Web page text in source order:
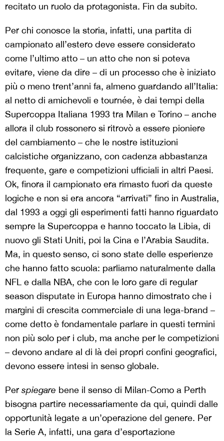
recitato un ruolo da protagonista. Fin da subito.
Per chi conosce la storia, infatti, una partita di
campionato all’estero deve essere considerato
come l’ultimo atto – un atto che non si poteva
evitare, viene da dire – di un processo che è iniziato
più o meno trent’anni fa, almeno guardando all’Italia:
al netto di amichevoli e tournée, è dai tempi della
Supercoppa Italiana 1993 tra Milan e Torino – anche
allora il club rossonero si ritrovò a essere pioniere
del cambiamento – che le nostre istituzioni
calcistiche organizzano, con cadenza abbastanza
frequente, gare e competizioni ufficiali in altri Paesi.
Ok, finora il campionato era rimasto fuori da queste
logiche e non si era ancora “arrivati” fino in Australia,
dal 1993 a oggi gli esperimenti fatti hanno riguardato
sempre la Supercoppa e hanno toccato la Libia, di
nuovo gli Stati Uniti, poi la Cina e l’Arabia Saudita.
Ma, in questo senso, ci sono state delle esperienze
che hanno fatto scuola: parliamo naturalmente dalla
NFL e dalla NBA, che con le loro gare di regular
season disputate in Europa hanno dimostrato che i
margini di crescita commerciale di una lega-brand –
come detto è fondamentale parlare in questi termini
non più solo per i club, ma anche per le competizioni
– devono andare al di là dei propri confini geografici,
devono essere intesi in senso globale.
Per spiegare bene il senso di Milan-Como a Perth
bisogna partire necessariamente da qui, quindi dalle
opportunità legate a un’operazione del genere. Per
la Serie A, infatti, una gara d’esportazione